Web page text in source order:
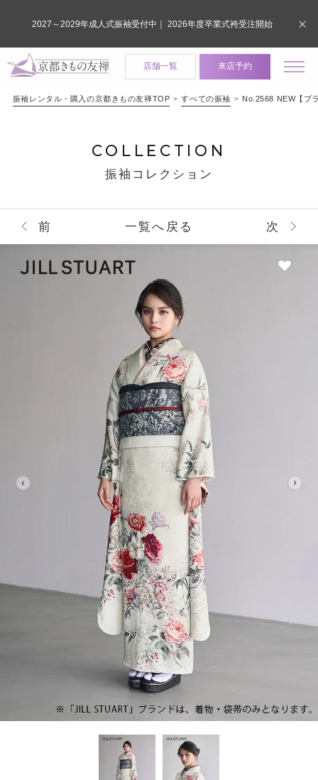
店舗一覧 来店予約
振袖レンタル・購入の京都きもの友禅TOP すべての振袖 No.2568 NEW【ブ
COLLECTION
振袖コレクション
前 一覧へ戻る 次
2027～2029年成人式振袖受付中｜ 2026年度卒業式袴受注開始